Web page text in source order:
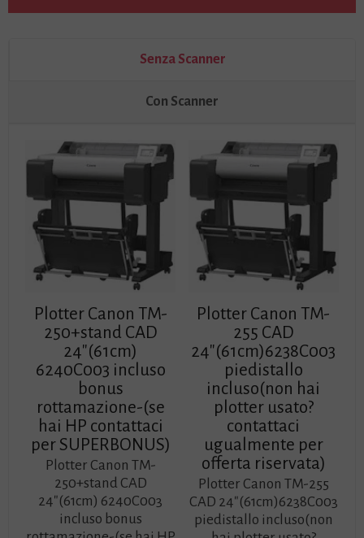
Senza Scanner
Con Scanner
Plotter Canon TM-
250+stand CAD
24″(61cm)
6240C003 incluso
bonus
rottamazione-(se
hai HP contattaci
per SUPERBONUS)
Plotter Canon TM-
250+stand CAD
24″(61cm) 6240C003
incluso bonus
Plotter Canon TM-
255 CAD
24″(61cm)6238C003
piedistallo
incluso(non hai
plotter usato?
contattaci
ugualmente per
offerta riservata)
Plotter Canon TM-255
CAD 24″(61cm)6238C003
piedistallo incluso(non